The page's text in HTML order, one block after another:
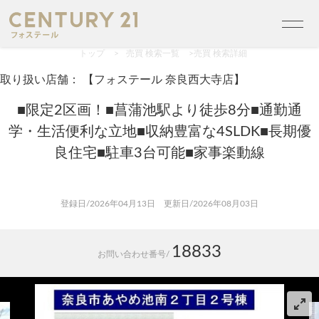
トップ > 売買 検索一覧 > 売買 検索詳細
取り扱い店舗： 【フォステール 奈良西大寺店】
■限定2区画！■菖蒲池駅より徒歩8分■通勤通
学・生活便利な立地■収納豊富な4SLDK■長期優
良住宅■駐車3台可能■家事楽動線
登録日/2026年04月13日 更新日/2026年08月03日
お問い合わせ番号/ 18833